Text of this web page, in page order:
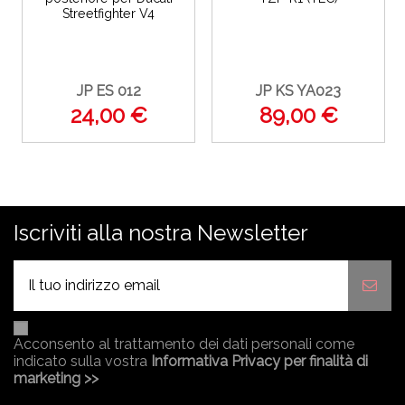
Streetfighter V4
JP ES 012
24,00 €
JP KS YA023
89,00 €
Iscriviti alla nostra Newsletter
Acconsento al trattamento dei dati personali come
indicato sulla vostra Informativa Privacy per finalità di
marketing >>